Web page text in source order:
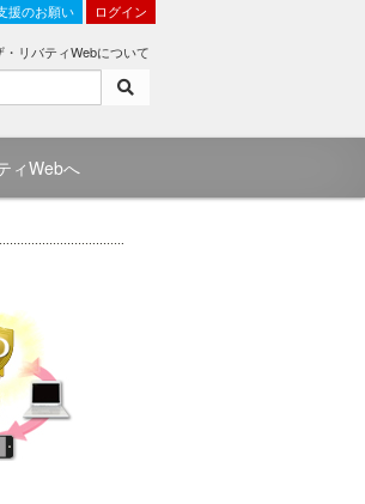
援のお願い ログイン
・リバティWebについて
ィWebへ